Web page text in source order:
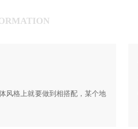
风格上就要做到相搭配，某个地